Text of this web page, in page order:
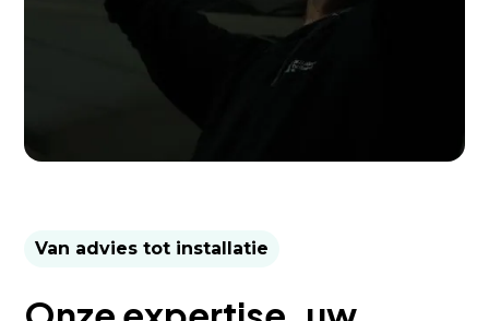
Van advies tot installatie